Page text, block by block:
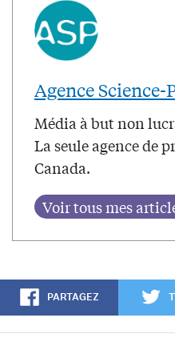
Agence Science-
Média à but non
La seule agence de
Canada.
PARTAGEZ